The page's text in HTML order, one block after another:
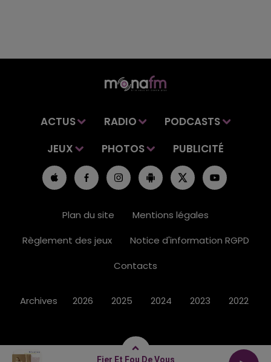
Fier Et Fou De Vous
ACTUS RADIO
PODCASTS
JEUX
PHOTOS PUBLICITÉ
Plan du site
Mentions légales
Règlement des jeux
Notice d'information RGPD
Contacts
Archives 2026 2025 2024 2023 2022